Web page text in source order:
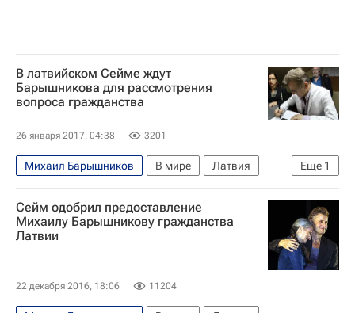
В латвийском Сейме ждут
Барышникова для рассмотрения
вопроса гражданства
26 января 2017, 04:38 3201
Еще 1
Михаил Барышников В мире
Латвия
Сейм Латвии
Сейм одобрил предоставление
Михаилу Барышникову гражданства
Латвии
22 декабря 2016, 18:06 11204